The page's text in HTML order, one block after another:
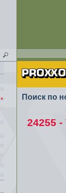
Поиск по
24255 -